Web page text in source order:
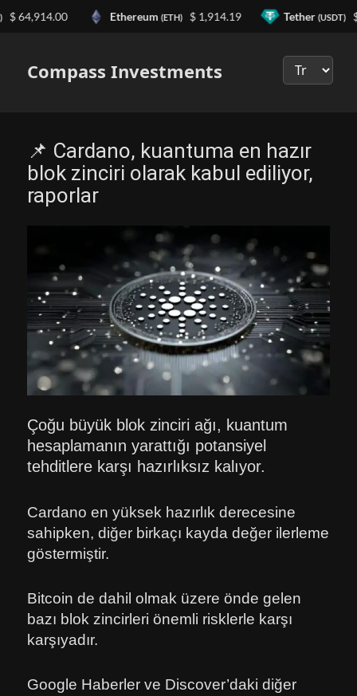
Compass Investments
📌 Cardano, kuantuma en hazır
blok zinciri olarak kabul ediliyor,
raporlar
Çoğu büyük blok zinciri ağı, kuantum
hesaplamanın yarattığı potansiyel
tehditlere karşı hazırlıksız kalıyor.
Cardano en yüksek hazırlık derecesine
sahipken, diğer birkaçı kayda değer ilerleme
göstermiştir.
Bitcoin de dahil olmak üzere önde gelen
bazı blok zincirleri önemli risklerle karşı
karşıyadır.
Google Haberler ve Discover’daki diğer
Ethereum(ETH) $ 1,914.19 Tether(USDT) $